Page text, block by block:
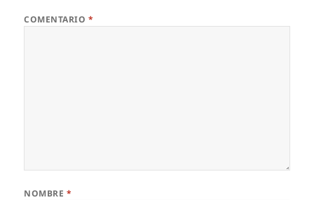
COMENTARIO *
NOMBRE *